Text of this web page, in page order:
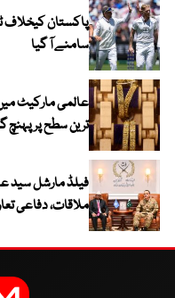
سامنے آ گیا
ترین سطح پر پہنچ
فیلڈ مارشل سید
ملاقات، دفاعی